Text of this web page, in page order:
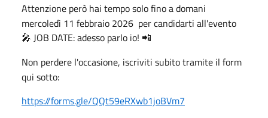
Attenzione però hai tempo solo fino a domani
mercoledì 11 febbraio 2026 per candidarti all'evento
🎤 JOB DATE: adesso parlo io! 📲
Non perdere l'occasione, iscriviti subito tramite il form
qui sotto:
https://forms.gle/QQt59eRXwb1joBVm7